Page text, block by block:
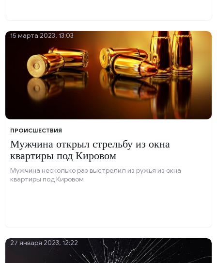
ПРОИСШЕСТВИЯ
Мужчина открыл стрельбу из окна
квартиры под Кировом
Мужчина несколько раз выстрелил из ружья из окна
квартиры под Кировом
15 марта 2023, 13:03
27 января 2023, 12:22